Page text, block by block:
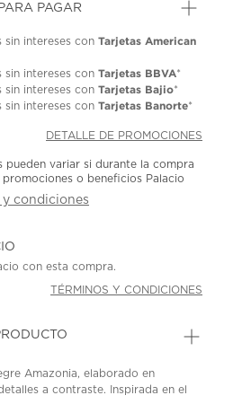
PAGAR
sin intereses conTarjetas American
sin intereses conTarjetas BBVA*
sin intereses conTarjetas Bajio*
sin intereses conTarjetas Banorte*
DETALLE DE PROMOCIONES
pueden variar si durante la compra
o beneficios Palacio
condiciones
con esta compra.
TÉRMINOS Y CONDICIONES
Amazonia, elaborado en
a contraste. Inspirada en el